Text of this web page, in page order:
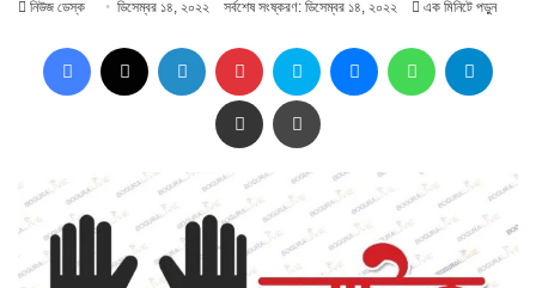
নিউজ ডেস্ক ডিসেম্বর ১৪, ২০২২ সর্বশেষ সংষ্করণ: ডিসেম্বর ১৪, ২০২২ এক মিনিটে পড়ুন
Facebook LinkedIn Pinterest Skype MessengerWhatsApp
Share via Email